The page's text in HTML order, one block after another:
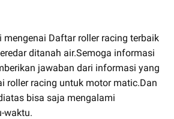
Daftar roller racing terbaik
ditanah air.Semoga informasi
jawaban dari informasi yang
roller racing untuk motor matic.Dan
bisa saja mengalami
waktu.